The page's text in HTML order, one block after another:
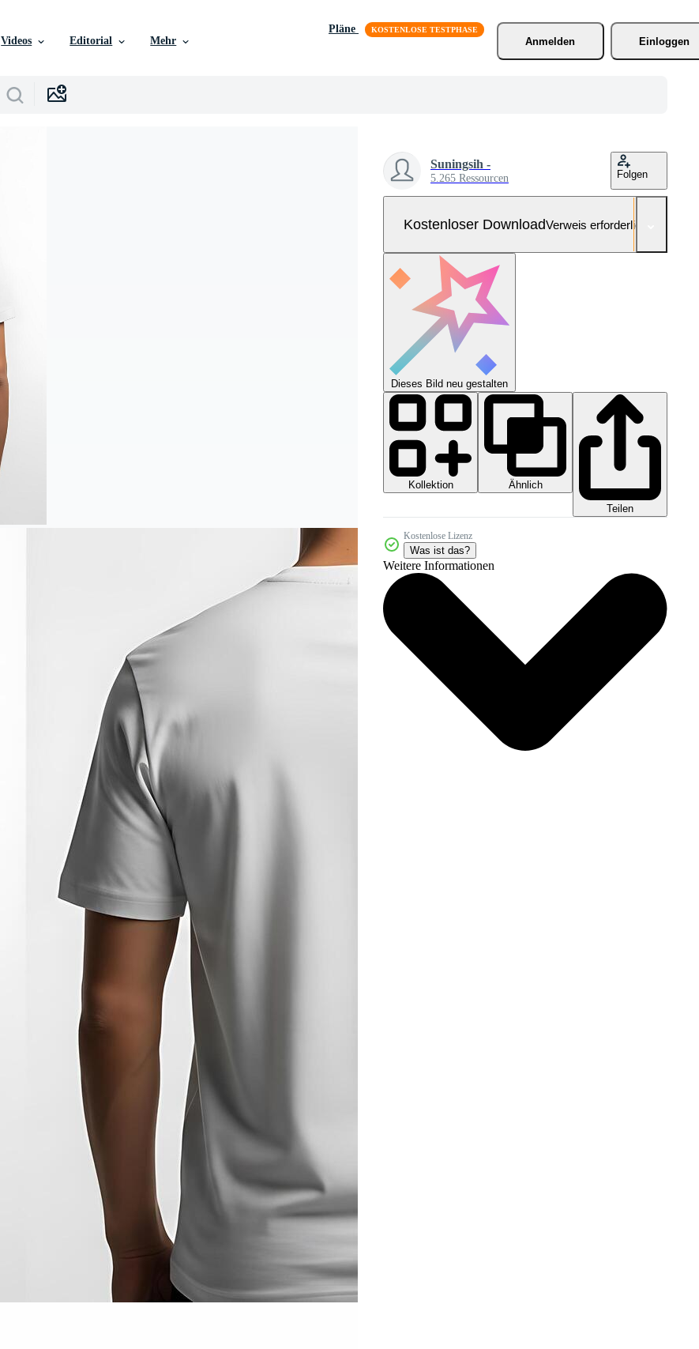
Videos Editorial Mehr
Pläne
Anmelden
Einloggen
Suningsih -
5.265 Ressourcen Folgen
Kostenloser DownloadVerweis erforderlich
Dieses Bild neu gestalten
Kollektion
Ähnlich
Teilen
Kostenlose Lizenz
Was ist das?
Weitere Informationen